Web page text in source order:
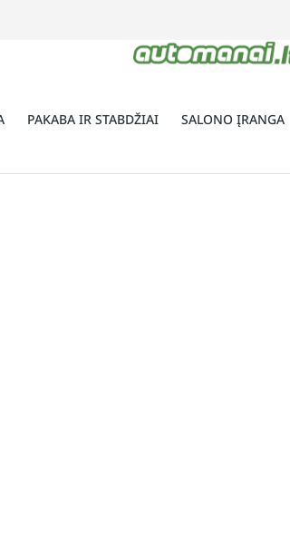
PAKABA IR STABDŽIAI SALONO ĮRANGA